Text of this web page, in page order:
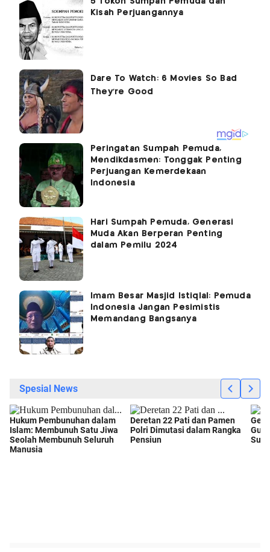
Kisah Perjuangannya
Peringatan Sumpah Pemuda,
Mendikdasmen: Tonggak Penting
Perjuangan Kemerdekaan
Indonesia
Hari Sumpah Pemuda, Generasi
Muda Akan Berperan Penting
dalam Pemilu 2024
Imam Besar Masjid Istiqlal: Pemuda
Indonesia Jangan Pesimistis
Memandang Bangsanya